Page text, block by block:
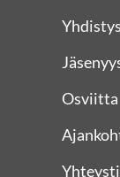
Yhdistys
Osviitta